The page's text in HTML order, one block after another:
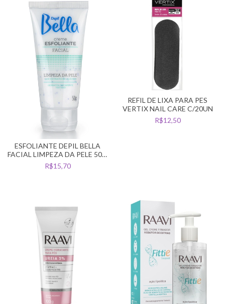
ESFOLIANTE DEPIL BELLA
FACIAL LIMPEZA DA PELE 50G
ALECRIM
R$15,70
REFIL DE LIXA PARA PES
VERTIX NAIL CARE C/20UN
R$12,50